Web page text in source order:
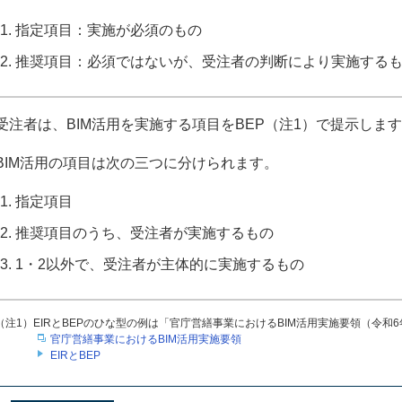
指定項目：実施が必須のもの
推奨項目：必須ではないが、受注者の判断により実施する
注者は、BIM活用を実施する項目をBEP（注1）で提示します
活用の項目は次の三つに分けられます。
指定項目
推奨項目のうち、受注者が実施するもの
1・2以外で、受注者が主体的に実施するもの
注1）EIRとBEPのひな型の例は「官庁営繕事業におけるBIM活用実施要領（令和6
官庁営繕事業におけるBIM活用実施要領
EIRとBEP